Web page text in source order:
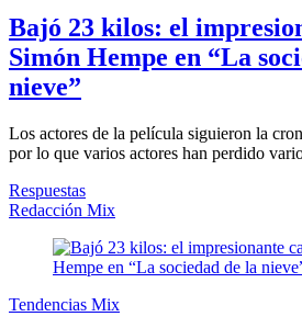
Bajó 23 kilos: el
Simón Hempe en “La
nieve”
Los actores de la película siguieron la
por lo que varios actores han perdido
Respuestas
Redacción Mix
Tendencias Mix